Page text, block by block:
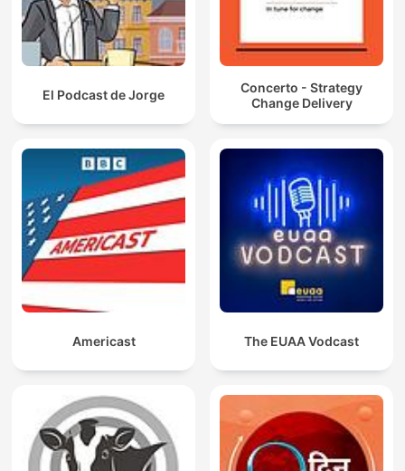
El Podcast de Jorge
Concerto - Strategy
Change Delivery
Americast The EUAA Vodcast